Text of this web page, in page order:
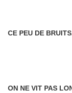
CE PEU DE
ON NE VIT PAS